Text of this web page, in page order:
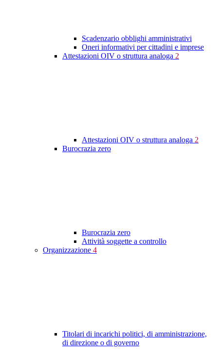
Scadenzario obblighi amministrativi
Oneri informativi per cittadini e imprese
Attestazioni OIV o struttura analoga 2
Attestazioni OIV o struttura analoga 2
Burocrazia zero
Burocrazia zero
Attività soggette a controllo
Organizzazione 4
Titolari di incarichi politici, di amministrazione,
di direzione o di governo